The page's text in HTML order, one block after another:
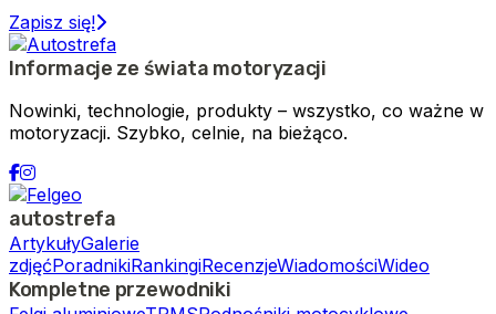
Zapisz się!
Informacje ze świata motoryzacji
Nowinki, technologie, produkty – wszystko, co ważne w
motoryzacji. Szybko, celnie, na bieżąco.
autostrefa
ArtykułyGalerie
zdjęćPoradnikiRankingiRecenzjeWiadomościWideo
Kompletne przewodniki